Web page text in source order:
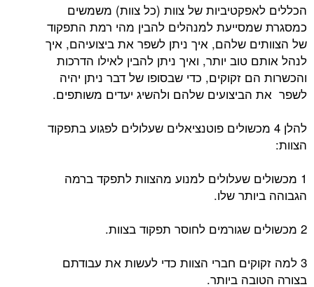
הכללים לאפקטיביות של צוות (כל צוות) משמשים
כמסגרת שמסייעת למנהלים להבין מהי רמת התפקוד
של הצוותים שלהם, איך ניתן לשפר את ביצועיהם, איך
לנהל אותם טוב יותר, ואיך ניתן להבין לאילו הדרכות
והכשרות הם זקוקים, כדי שבסופו של דבר ניתן יהיה
לשפר את הביצועים שלהם ולהשיג יעדים משותפים.
להלן 4 מכשולים פוטנציאלים שעלולים לפגוע בתפקוד
הצוות:
1 מכשולים שעלולים למנוע מהצוות לתפקד ברמה
הגבוהה ביותר שלו.
2 מכשולים שגורמים לחוסר תפקוד בצוות.
3 למה זקוקים חברי הצוות כדי לעשות את עבודתם
בצורה הטובה ביותר.